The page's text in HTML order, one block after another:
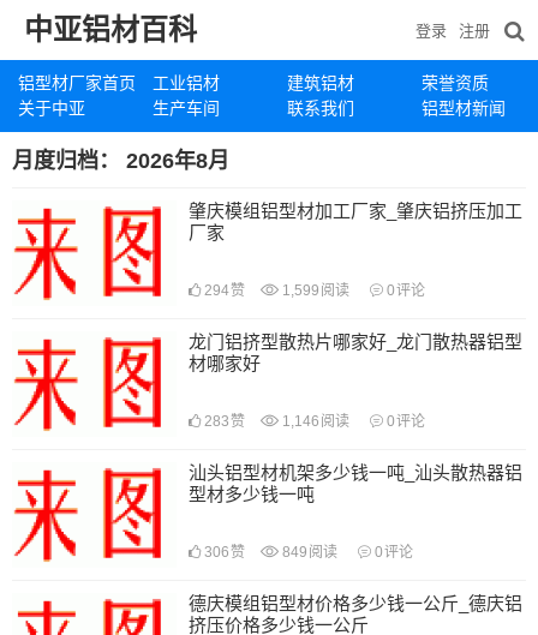
中亚铝材百科
铝型材厂家首页 工业铝材 建筑铝材
荣誉资质
关于中亚
生产车间 联系我们 铝型材新闻
登录 注册
月度归档： 2026年8月
肇庆模组铝型材加工厂家_肇庆铝挤压加工
厂家
294赞 1,599 阅读 0评论
龙门铝挤型散热片哪家好_龙门散热器铝型
材哪家好
283 赞 1,146 阅读 0评论
汕头铝型材机架多少钱一吨_汕头散热器铝
型材多少钱一吨
306 赞 849 阅读 0评论
德庆模组铝型材价格多少钱一公斤_德庆铝
挤压价格多少钱一公斤